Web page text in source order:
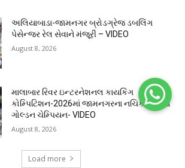
અલિયાબાડા-જામનગર બ્રોડગ્રેજ ડબલિંગ
પેસેન્જર રેલ સેવાને મંજૂરી – VIDEO
August 8, 2026
માલાબાર રિવર ઇન્ટરનેશનલ કાયકિંગ
કોમ્પિટિશન-2026માં જામનગરના નચિકેતા ગુપ્તા
ગોલ્ડન ચેમ્પિયન- VIDEO
August 8, 2026
Load more